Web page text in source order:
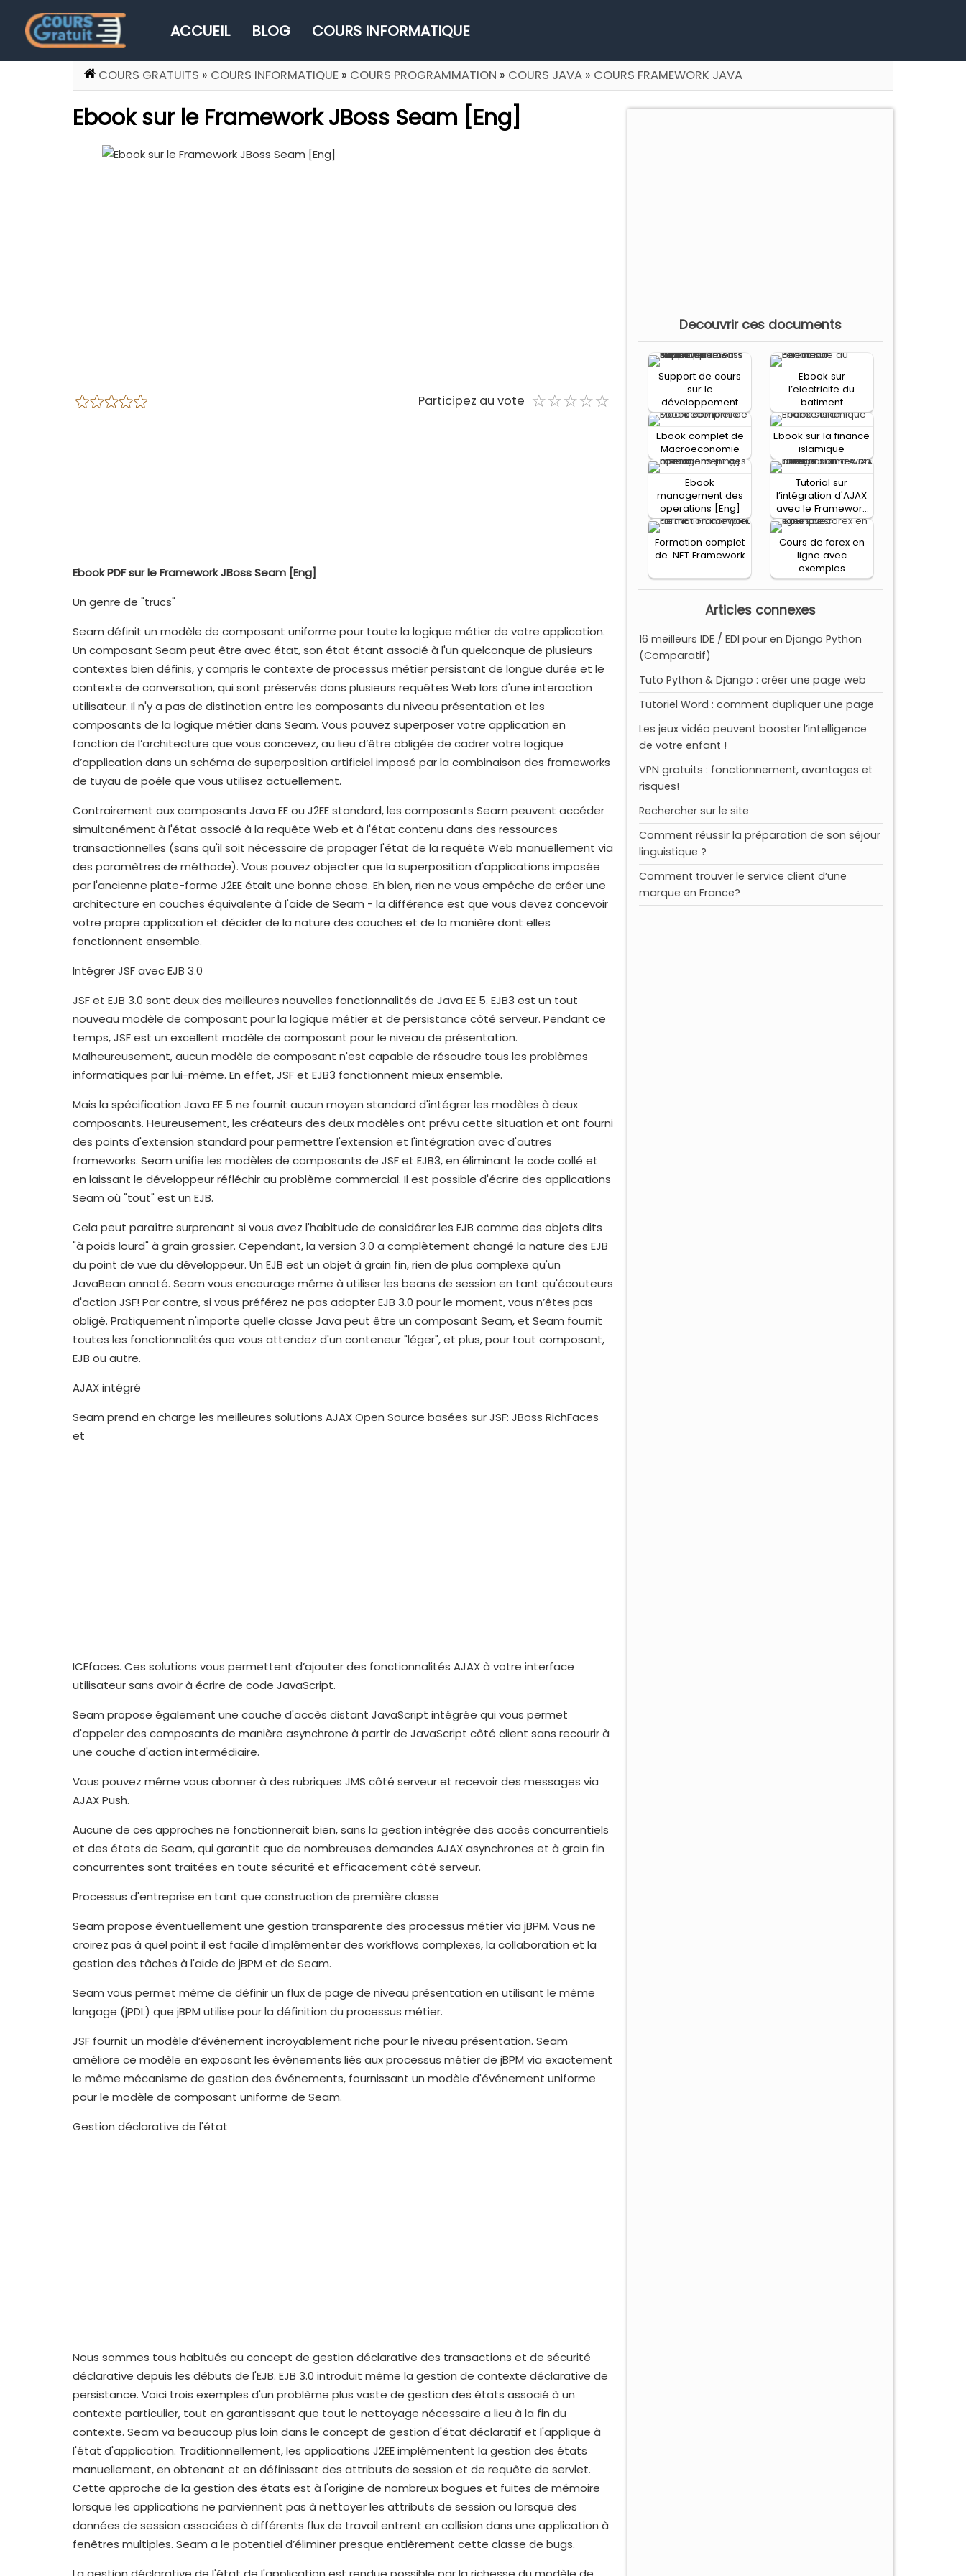
ACCUEIL BLOG COURS INFORMATIQUE
COURS GRATUITS » COURS INFORMATIQUE » COURS PROGRAMMATION » COURS JAVA » COURS FRAMEWORK JAVA
Ebook sur le Framework JBoss Seam [Eng]
Participez au vote ☆☆☆☆☆
★★★★★
Ebook PDF sur le Framework JBoss Seam [Eng]
Un genre de "trucs"
Seam définit un modèle de composant uniforme pour toute la logique métier de votre application.
Un composant Seam peut être avec état, son état étant associé à l'un quelconque de plusieurs
contextes bien définis, y compris le contexte de processus métier persistant de longue durée et le
contexte de conversation, qui sont préservés dans plusieurs requêtes Web lors d'une interaction
utilisateur. Il n'y a pas de distinction entre les composants du niveau présentation et les
composants de la logique métier dans Seam. Vous pouvez superposer votre application en
fonction de l’architecture que vous concevez, au lieu d’être obligée de cadrer votre logique
d’application dans un schéma de superposition artificiel imposé par la combinaison des frameworks
de tuyau de poêle que vous utilisez actuellement.
Contrairement aux composants Java EE ou J2EE standard, les composants Seam peuvent accéder
simultanément à l'état associé à la requête Web et à l'état contenu dans des ressources
transactionnelles (sans qu'il soit nécessaire de propager l'état de la requête Web manuellement via
des paramètres de méthode). Vous pouvez objecter que la superposition d'applications imposée
par l'ancienne plate-forme J2EE était une bonne chose. Eh bien, rien ne vous empêche de créer une
architecture en couches équivalente à l'aide de Seam - la différence est que vous devez concevoir
votre propre application et décider de la nature des couches et de la manière dont elles
fonctionnent ensemble.
Intégrer JSF avec EJB 3.0
JSF et EJB 3.0 sont deux des meilleures nouvelles fonctionnalités de Java EE 5. EJB3 est un tout
nouveau modèle de composant pour la logique métier et de persistance côté serveur. Pendant ce
temps, JSF est un excellent modèle de composant pour le niveau de présentation.
Malheureusement, aucun modèle de composant n'est capable de résoudre tous les problèmes
informatiques par lui-même. En effet, JSF et EJB3 fonctionnent mieux ensemble.
Mais la spécification Java EE 5 ne fournit aucun moyen standard d'intégrer les modèles à deux
composants. Heureusement, les créateurs des deux modèles ont prévu cette situation et ont fourni
des points d'extension standard pour permettre l'extension et l'intégration avec d'autres
frameworks. Seam unifie les modèles de composants de JSF et EJB3, en éliminant le code collé et
en laissant le développeur réfléchir au problème commercial. Il est possible d'écrire des applications
Seam où "tout" est un EJB.
Cela peut paraître surprenant si vous avez l'habitude de considérer les EJB comme des objets dits
"à poids lourd" à grain grossier. Cependant, la version 3.0 a complètement changé la nature des EJB
du point de vue du développeur. Un EJB est un objet à grain fin, rien de plus complexe qu'un
JavaBean annoté. Seam vous encourage même à utiliser les beans de session en tant qu'écouteurs
d'action JSF! Par contre, si vous préférez ne pas adopter EJB 3.0 pour le moment, vous n’êtes pas
obligé. Pratiquement n'importe quelle classe Java peut être un composant Seam, et Seam fournit
toutes les fonctionnalités que vous attendez d'un conteneur "léger", et plus, pour tout composant,
EJB ou autre.
AJAX intégré
Seam prend en charge les meilleures solutions AJAX Open Source basées sur JSF: JBoss RichFaces
et
ICEfaces. Ces solutions vous permettent d’ajouter des fonctionnalités AJAX à votre interface
utilisateur sans avoir à écrire de code JavaScript.
Seam propose également une couche d'accès distant JavaScript intégrée qui vous permet
d'appeler des composants de manière asynchrone à partir de JavaScript côté client sans recourir à
une couche d'action intermédiaire.
Vous pouvez même vous abonner à des rubriques JMS côté serveur et recevoir des messages via
AJAX Push.
Aucune de ces approches ne fonctionnerait bien, sans la gestion intégrée des accès concurrentiels
et des états de Seam, qui garantit que de nombreuses demandes AJAX asynchrones et à grain fin
concurrentes sont traitées en toute sécurité et efficacement côté serveur.
Processus d'entreprise en tant que construction de première classe
Seam propose éventuellement une gestion transparente des processus métier via jBPM. Vous ne
croirez pas à quel point il est facile d'implémenter des workflows complexes, la collaboration et la
gestion des tâches à l'aide de jBPM et de Seam.
Seam vous permet même de définir un flux de page de niveau présentation en utilisant le même
langage (jPDL) que jBPM utilise pour la définition du processus métier.
JSF fournit un modèle d’événement incroyablement riche pour le niveau présentation. Seam
améliore ce modèle en exposant les événements liés aux processus métier de jBPM via exactement
le même mécanisme de gestion des événements, fournissant un modèle d'événement uniforme
pour le modèle de composant uniforme de Seam.
Gestion déclarative de l'état
Nous sommes tous habitués au concept de gestion déclarative des transactions et de sécurité
déclarative depuis les débuts de l'EJB. EJB 3.0 introduit même la gestion de contexte déclarative de
persistance. Voici trois exemples d'un problème plus vaste de gestion des états associé à un
contexte particulier, tout en garantissant que tout le nettoyage nécessaire a lieu à la fin du
contexte. Seam va beaucoup plus loin dans le concept de gestion d'état déclaratif et l'applique à
l'état d'application. Traditionnellement, les applications J2EE implémentent la gestion des états
manuellement, en obtenant et en définissant des attributs de session et de requête de servlet.
Cette approche de la gestion des états est à l'origine de nombreux bogues et fuites de mémoire
lorsque les applications ne parviennent pas à nettoyer les attributs de session ou lorsque des
données de session associées à différents flux de travail entrent en collision dans une application à
fenêtres multiples. Seam a le potentiel d’éliminer presque entièrement cette classe de bugs.
Decouvrir ces documents
Support de cours
sur le
développement
J2EE avec le
Framework JBoss
Seam
Ebook sur
l’electricite du
batiment
Ebook complet de
Macroeconomie
Ebook sur la finance
islamique
Ebook
management des
operations [Eng]
Tutorial sur
l’intégration d'AJAX
avec le Framework
DWR
Formation complet
de .NET Framework
Cours de forex en
ligne avec
exemples
Articles connexes
16 meilleurs IDE / EDI pour en Django Python
(Comparatif)
Tuto Python & Django : créer une page web
Tutoriel Word : comment dupliquer une page
Les jeux vidéo peuvent booster l’intelligence
de votre enfant !
VPN gratuits : fonctionnement, avantages et
risques!
Rechercher sur le site
Comment réussir la préparation de son séjour
linguistique ?
Comment trouver le service client d’une
marque en France?